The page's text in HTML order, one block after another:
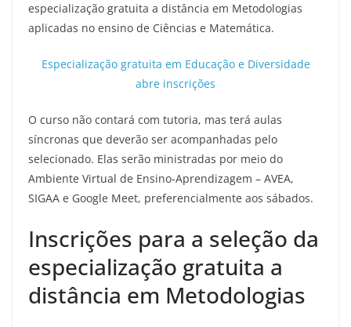
especialização gratuita a distância em Metodologias
aplicadas no ensino de Ciências e Matemática.
Especialização gratuita em Educação e Diversidade
abre inscrições
O curso não contará com tutoria, mas terá aulas
síncronas que deverão ser acompanhadas pelo
selecionado. Elas serão ministradas por meio do
Ambiente Virtual de Ensino-Aprendizagem – AVEA,
SIGAA e Google Meet, preferencialmente aos sábados.
Inscrições para a seleção da
especialização gratuita a
distância em Metodologias